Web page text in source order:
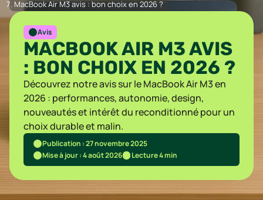
MacBook Air M3 avis : bon choix en 2026 ?
Avis
MACBOOK AIR M3 AVIS
: BON CHOIX EN 2026 ?
Découvrez notre avis sur le MacBook Air M3 en
2026 : performances, autonomie, design,
nouveautés et intérêt du reconditionné pour un
choix durable et malin.
Publication : 27 novembre 2025
Mise à jour : 4 août 2026
Lecture 4 min